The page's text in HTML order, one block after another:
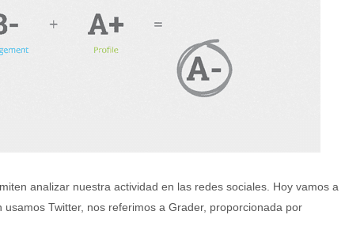
analizar nuestra actividad en las redes sociales. Hoy vamos a
Twitter, nos referimos a Grader, proporcionada por